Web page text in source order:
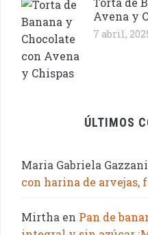
Avena y
7 abril,
ÚLTIMOS
Maria Gabriela
con harina de
Mirtha en Pan de